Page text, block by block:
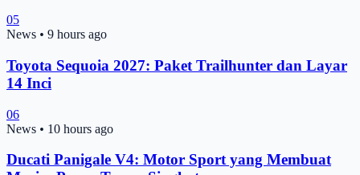
05
News • 9 hours ago
Toyota Sequoia 2027: Paket Trailhunter dan Layar
14 Inci
06
News • 10 hours ago
Ducati Panigale V4: Motor Sport yang Membuat